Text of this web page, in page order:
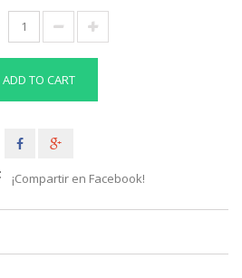
ADD TO CART
¡Compartir en Facebook!